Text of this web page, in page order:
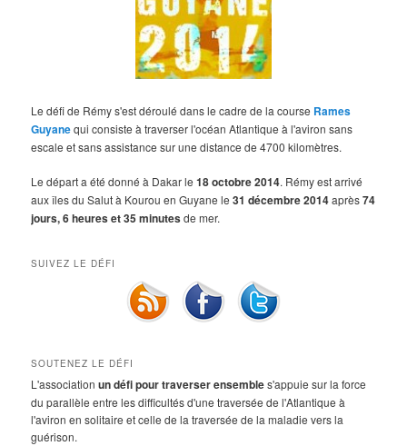
Le défi de Rémy s'est déroulé dans le cadre de la course Rames
Guyanequi consiste à traverser l'océan Atlantique à l'aviron sans
escale et sans assistance sur une distance de 4700 kilomètres.
Le départ a été donné à Dakar le18 octobre 2014. Rémy est arrivé
aux îles du Salut à Kourou en Guyane le31 décembre 2014après74
jours, 6 heures et 35 minutesde mer.
SUIVEZ LE DÉFI
SOUTENEZ LE DÉFI
L'associationun défi pour traverser ensembles'appuie sur la force
du parallèle entre les difficultés d'une traversée de l'Atlantique à
l'aviron en solitaire et celle de la traversée de la maladie vers la
guérison.